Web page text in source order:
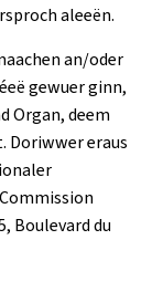
aleeën.
an/oder
gewuer ginn,
Organ, deem
Doriwwer eraus
Commission
Boulevard du